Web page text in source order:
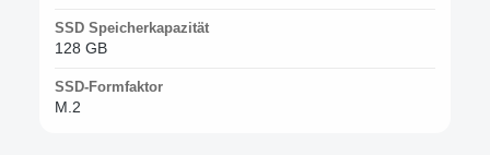
SSD Speicherkapazität
128 GB
SSD-Formfaktor
M.2